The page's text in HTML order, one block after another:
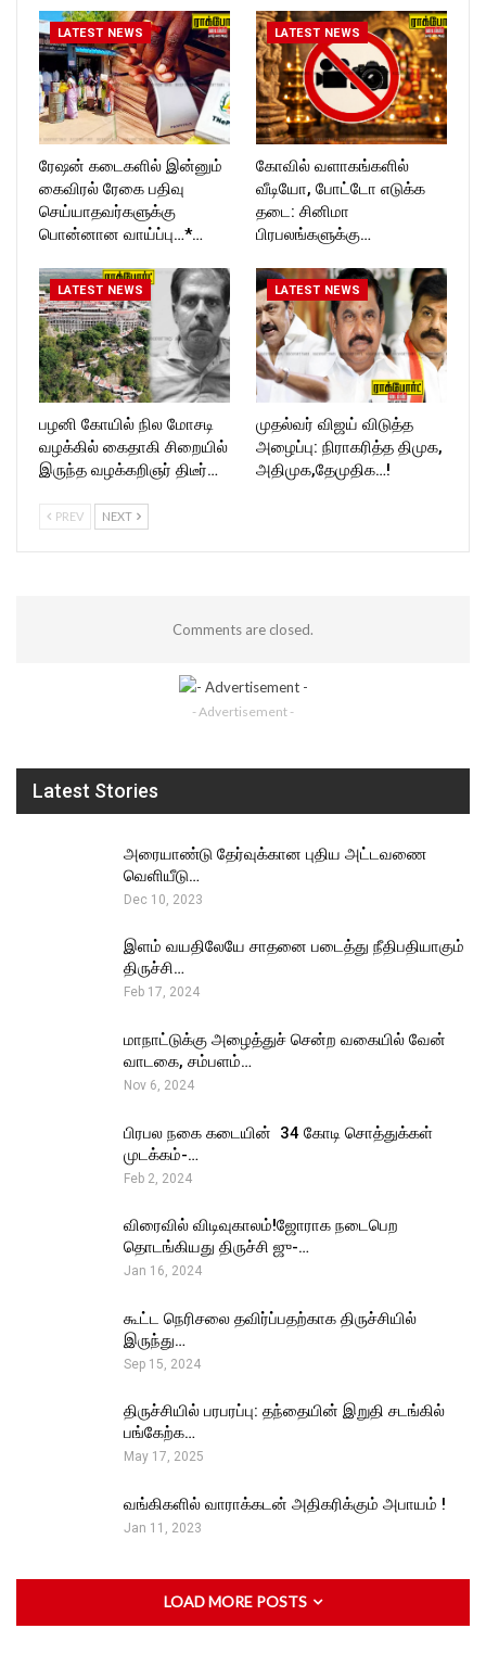
T_TIMESC
LATEST NEWS
ரேஷன் கடைகளில் இன்னும்
கைவிரல் ரேகை பதிவு
செய்யாதவர்களுக்கு
பொன்னான வாய்ப்பு…*…
LATEST NEWS
கோவில் வளாகங்களில்
வீடியோ, போட்டோ எடுக்க
தடை: சினிமா
பிரபலங்களுக்கு…
LATEST NEWS
பழனி கோயில் நில மோசடி
வழக்கில் கைதாகி சிறையில்
இருந்த வழக்கறிஞர் திடீர்…
LATEST NEWS
முதல்வர் விஜய் விடுத்த
அழைப்பு: நிராகரித்த திமுக,
அதிமுக,தேமுதிக…!
PREV NEXT
Comments are closed.
- Advertisement -
Latest Stories
அரையாண்டு தேர்வுக்கான புதிய அட்டவணை
வெளியீடு…
Dec 10, 2023
இளம் வயதிலேயே சாதனை படைத்து நீதிபதியாகும்
திருச்சி…
Feb 17, 2024
மாநாட்டுக்கு அழைத்துச் சென்ற வகையில் வேன்
வாடகை, சம்பளம்…
Nov 6, 2024
பிரபல நகை கடையின் ₹ 34 கோடி சொத்துக்கள்
முடக்கம்-…
Feb 2, 2024
விரைவில் விடிவுகாலம்!ஜோராக நடைபெற
தொடங்கியது திருச்சி ஜு-…
Jan 16, 2024
கூட்ட நெரிசலை தவிர்ப்பதற்காக திருச்சியில்
இருந்து…
Sep 15, 2024
திருச்சியில் பரபரப்பு: தந்தையின் இறுதி சடங்கில்
பங்கேற்க…
May 17, 2025
வங்கிகளில் வாராக்கடன் அதிகரிக்கும் அபாயம் !
Jan 11, 2023
LOAD MORE POSTS